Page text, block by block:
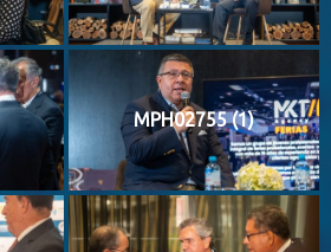
MPH02755 (1)